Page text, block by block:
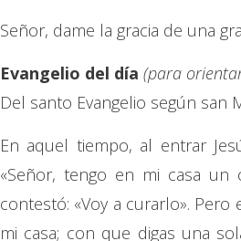
Señor, dame la gracia de una
Evangelio del día (para
Del santo Evangelio según san
En aquel tiempo, al entrar
«Señor, tengo en mi casa
contestó: «Voy a curarlo».
mi casa; con que digas una